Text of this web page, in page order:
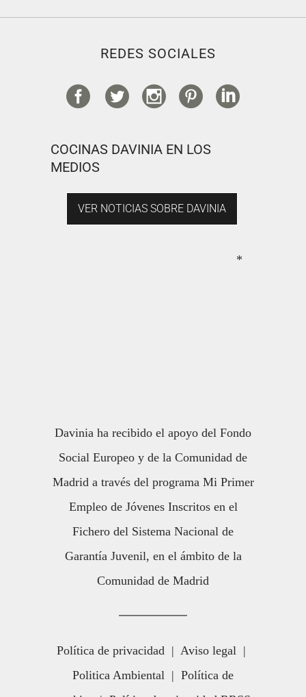
REDES SOCIALES
COCINAS DAVINIA EN LOS
MEDIOS
VER NOTICIAS SOBRE DAVINIA
*
Davinia ha recibido el apoyo del Fondo
Social Europeo y de la Comunidad de
Madrid a través del programa Mi Primer
Empleo de Jóvenes Inscritos en el
Fichero del Sistema Nacional de
Garantía Juvenil, en el ámbito de la
Comunidad de Madrid
Política de privacidad | Aviso legal |
Politica Ambiental | Política de